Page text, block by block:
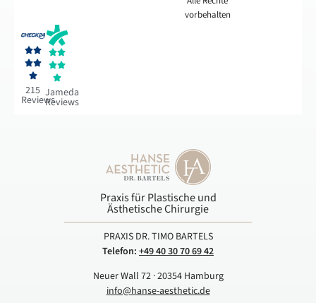



215
Reviews



Jameda
Reviews
vorbehalten
Praxis für Plastische und
Ästhetische Chirurgie
PRAXIS DR. TIMO BARTELS
Telefon: +49 40 30 70 69 42
Neuer Wall 72 · 20354 Hamburg
info@hanse-aesthetic.de